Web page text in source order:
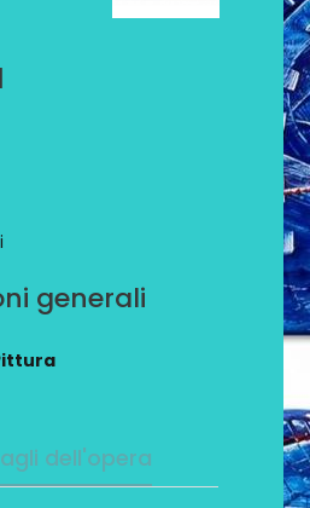
generali
dell'opera